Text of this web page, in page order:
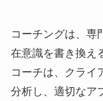
コーチングは、専
在意識を書き換え
コーチは、クライ
分析し、適切なア